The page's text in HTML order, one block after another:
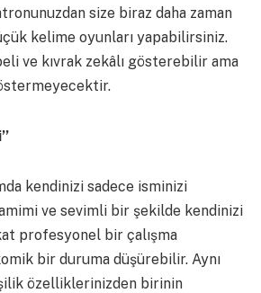
size biraz daha zaman
kelime oyunları yapabilirsiniz.
ve kıvrak zekâlı gösterebilir ama
kendinizi sadece isminizi
ve sevimli bir şekilde kendinizi
profesyonel bir çalışma
bir duruma düşürebilir. Aynı
özelliklerinizden birinin